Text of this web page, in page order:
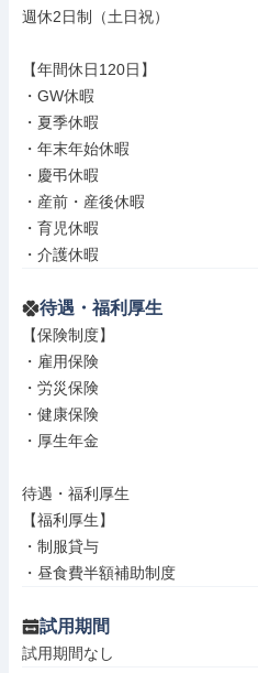
週休2日制（土日祝）
【年間休日120日】
・GW休暇
・夏季休暇
・年末年始休暇
・慶弔休暇
・産前・産後休暇
・育児休暇
・介護休暇
待遇・福利厚生
【保険制度】
・雇用保険
・労災保険
・健康保険
・厚生年金
待遇・福利厚生
【福利厚生】
・制服貸与
・昼食費半額補助制度
試用期間
試用期間なし